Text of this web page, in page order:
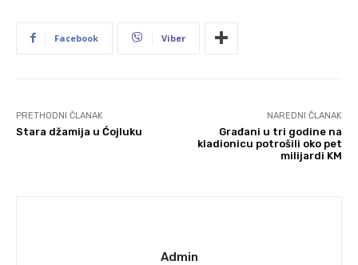
Facebook Viber
PRETHODNI ČLANAK
Stara džamija u Ćojluku
NAREDNI ČLANAK
Građani u tri godine na
kladionicu potrošili oko pet
milijardi KM
Admin